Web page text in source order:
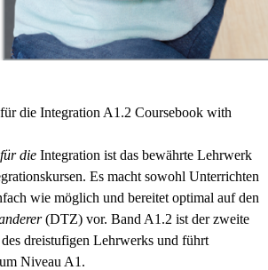
die Integration A1.2 Coursebook with
die Integration ist das bewährte Lehrwerk
Es macht sowohl Unterrichten
wie möglich und bereitet optimal auf den
(DTZ) vor. Band A1.2 ist der zweite
dreistufigen Lehrwerks und führt
Niveau A1.